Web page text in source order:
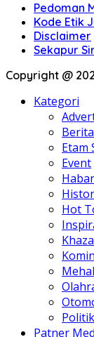
Pedoman
Kode Etik
Disclaimer
Sekapur
Copyright @
Kategori
Berita
Etam
Event
Hot
Politik
Patner